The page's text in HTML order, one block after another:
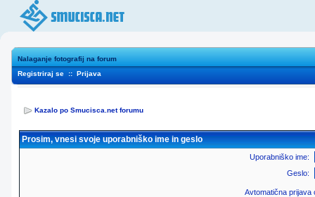
Nalaganje fotografij na forum
Registriraj se :: Prijava
Kazalo po Smucisca.net forumu
Prosim, vnesi svoje uporabniško ime in geslo
Uporabniško ime:
Geslo:
Avtomatična